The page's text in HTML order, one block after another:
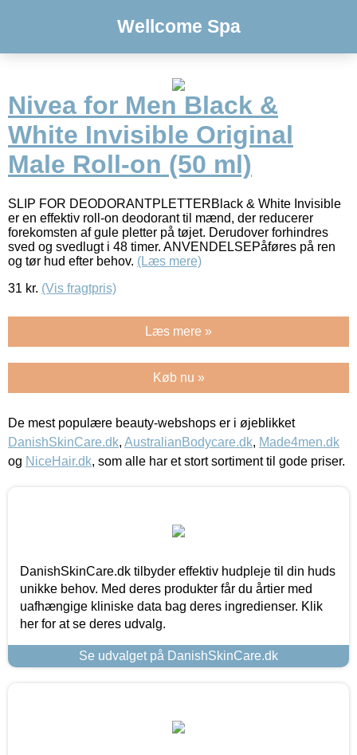
Wellcome Spa
Nivea for Men Black &
White Invisible Original
Male Roll-on (50 ml)
SLIP FOR DEODORANTPLETTERBlack & White Invisible
er en effektiv roll-on deodorant til mænd, der reducerer
forekomsten af gule pletter på tøjet. Derudover forhindres
sved og svedlugt i 48 timer. ANVENDELSEPåføres på ren
og tør hud efter behov. (Læs mere)
31 kr. (Vis fragtpris)
Læs mere »
Køb nu »
De mest populære beauty-webshops er i øjeblikket
DanishSkinCare.dk, AustralianBodycare.dk, Made4men.dk
og NiceHair.dk, som alle har et stort sortiment til gode priser.
DanishSkinCare.dk tilbyder effektiv hudpleje til din huds
unikke behov. Med deres produkter får du årtier med
uafhængige kliniske data bag deres ingredienser. Klik
her for at se deres udvalg.
Se udvalget på DanishSkinCare.dk